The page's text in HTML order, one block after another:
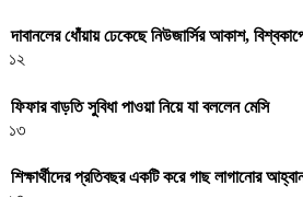
দাবানলের ধোঁয়ায় ঢেকেছে নিউজার্সির আকাশ,
১২
ফিফার বাড়তি সুবিধা পাওয়া নিয়ে যা বললেন মেসি
১৩
শিক্ষার্থীদের প্রতিবছর একটি করে গাছ লাগানোর আহ্বান